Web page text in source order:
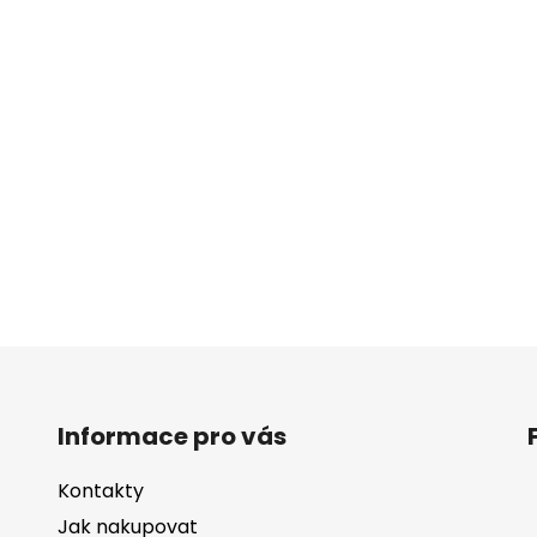
Informace pro vás
Kontakty
Jak nakupovat